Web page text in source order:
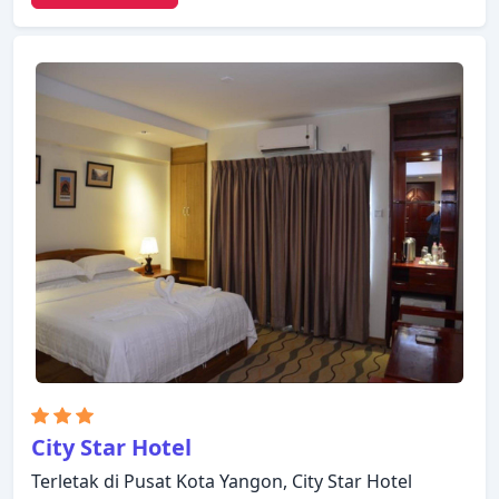
gratis di semua kamar, satpam 24 jam, layanan
kebersihan harian, toko oleh-oleh/cinderamata
hanyalah beberapa dari berbagai fasilitas yang
ditawarkan. Setiap kamar didesain dengan elegan
dan dilengkapi dengan fasilitas yang berguna.
Hotel ini menawarkan berbagai pilihan rekreasi.
Panda Hotel adalah pilihan yang sangat baik untuk
menjelajahi Yangon atau untuk sekadar bersantai
dan menyegarkan diri.
City Star Hotel
Terletak di Pusat Kota Yangon, City Star Hotel